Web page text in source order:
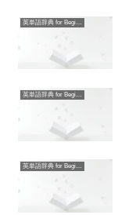
英単語辞典 for Beginners
英単語辞典 for Beginners
英単語辞典 for Beginners